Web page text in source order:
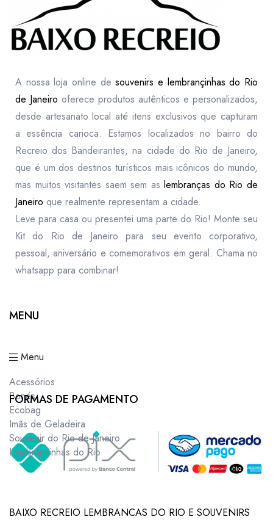
A nossa loja online desouvenirs e lembrançinhas do Rio
de Janeiro oferece produtos autênticos e personalizados,
desde artesanato local até itens exclusivos que capturam
a essência carioca. Estamos localizados no bairro do
Recreio dos Bandeirantes, na cidade do Rio de Janeiro,
que é um dos destinos turísticos mais icônicos do mundo,
mas muitos visitantes saem sem aslembranças do Rio de
Janeiro que realmente representam a cidade.
Leve para casa ou presentei uma parte do Rio! Monte seu
Kit do Rio de Janeiro para seu evento corporativo,
pessoal, aniversário e comemorativos em geral. Chama no
whatsapp para combinar!
MENU
Menu
Acessórios
Bonés
Ecobag
Imãs de Geladeira
Souvenir do Rio de Janeiro
Lembrancinhas do Rio
FORMAS DE PAGAMENTO
BAIXO RECREIO LEMBRANCAS DO RIO E SOUVENIRS